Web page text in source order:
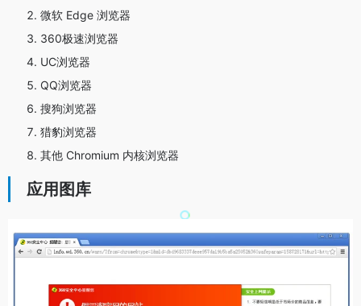
微软 Edge 浏览器
360极速浏览器
UC浏览器
QQ浏览器
搜狗浏览器
猎豹浏览器
其他 Chromium 内核浏览器
应用图库